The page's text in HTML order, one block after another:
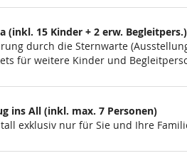
(inkl. 15 Kinder + 2 erw. Begleitpers.)
durch die Sternwarte
für weitere Kinder und
ins All (inkl. max. 7 Personen)
exklusiv nur für Sie und Ihre